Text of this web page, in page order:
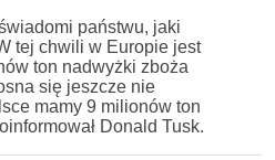
państwu, jaki
tej chwili w Europie jest
ton nadwyżki zboża
się jeszcze nie
mamy 9 milionów ton
Donald Tusk.